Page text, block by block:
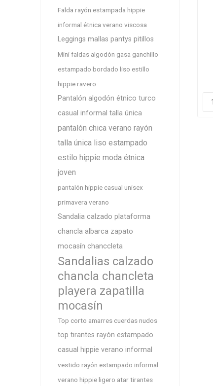
Falda rayón estampada hippie
informal étnica verano viscosa
Leggings mallas pantys pitillos
Mini faldas algodón gasa ganchillo
estampado bordado liso estillo
hippie ravero
Pantalón algodón étnico turco
casual informal talla única
pantalón chica verano rayón
talla única liso estampado
estilo hippie moda étnica
joven
pantalón hippie casual unisex
primavera verano
Sandalia calzado plataforma
chancla albarca zapato
mocasín chanccleta
Sandalias calzado
chancla chancleta
playera zapatilla
mocasín
Top corto amarres cuerdas nudos
top tirantes rayón estampado
casual hippie verano informal
vestido rayón estampado informal
verano hippie ligero atar tirantes